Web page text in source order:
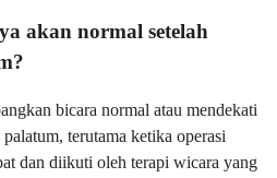
akan normal setelah
bicara normal atau mendekati
terutama ketika operasi
dan diikuti oleh terapi wicara yang